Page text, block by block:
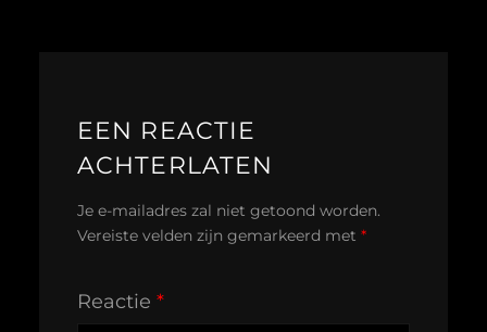
EEN REACTIE
ACHTERLATEN
Je e-mailadres zal niet getoond worden.
Vereiste velden zijn gemarkeerd met *
Reactie *